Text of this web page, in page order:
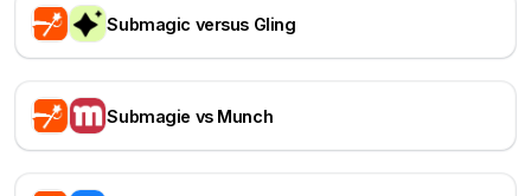
Submagic versus Gling
Submagie vs Munch